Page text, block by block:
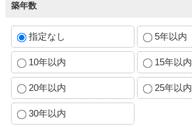
築年数
指定なし 5年以内
10年以内 15年以内
20年以内 25年以内
30年以内